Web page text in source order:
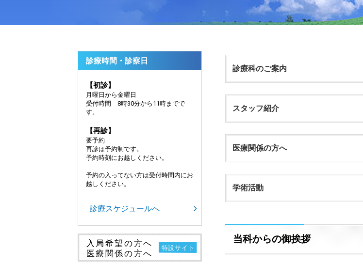
診療科のご案内
スタッフ紹介
医療関係の方へ
学術活動
当科からの御挨拶
診療時間・診察日
【初診】
月曜日から金曜日
受付時間 8時30分から11時までで
す。
【再診】
要予約
再診は予約制です。
予約時刻にお越しください。
予約の入ってない方は受付時間内にお
越しください。
診療スケジュールへ